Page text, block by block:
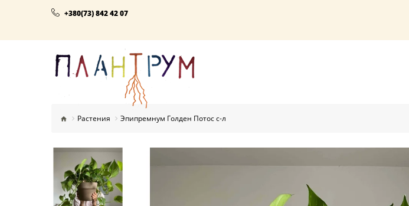
+380(73) 842 42 07
Растения Эпипремнум Голден Потос с-л